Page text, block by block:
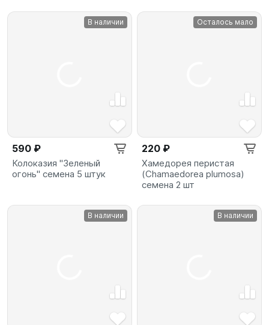
В наличии
590 ₽
Колоказия "Зеленый
огонь" семена 5 штук
Осталось мало
220 ₽
Хамедорея перистая
(Chamaedorea plumosa)
семена 2 шт
В наличии В наличии